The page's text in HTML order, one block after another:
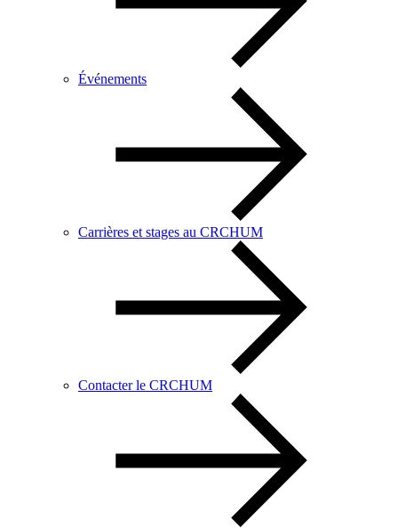
Événements
Carrières et stages au CRCHUM
Contacter le CRCHUM